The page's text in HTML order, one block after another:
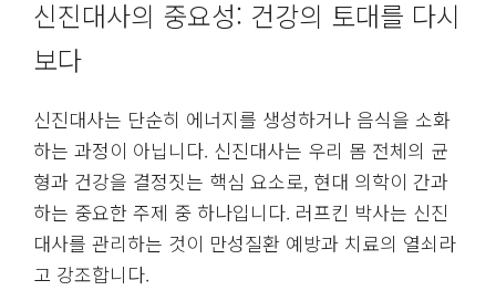
신진대사의 중요성: 건강의 토대를 다시
보다
신진대사는 단순히 에너지를 생성하거나 음식을 소화
하는 과정이 아닙니다. 신진대사는 우리 몸 전체의 균
형과 건강을 결정짓는 핵심 요소로, 현대 의학이 간과
하는 중요한 주제 중 하나입니다. 러프킨 박사는 신진
대사를 관리하는 것이 만성질환 예방과 치료의 열쇠라
고 강조합니다.